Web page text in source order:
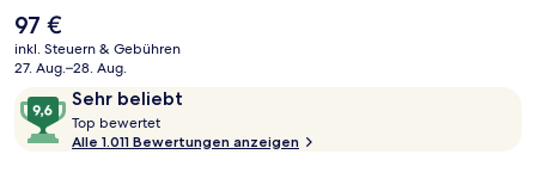
Mikrowellen versehen. Andere Reisende lieben das hilfsbereite
Personal und das Frühstück.
Der
aktuelle
Preis
97 €.
97 €
inkl. Steuern & Gebühren
27. Aug.–28. Aug.
Bewertungen
Sehr beliebt
9,6
von
10,
Top bewertet
o
Alle 1.011 Bewertungen anzeigen